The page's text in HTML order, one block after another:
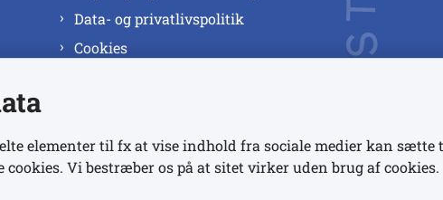
Data- og privatlivspolitik
Cookies
elementer til fx at vise indhold fra sociale medier kan sætte
Vi bestræber os på at sitet virker uden brug af cookies.